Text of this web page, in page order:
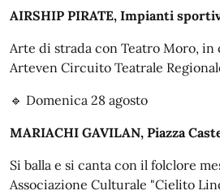
AIRSHIP PIRATE, Impianti
Arte di strada con Teatro Moro, in
Arteven Circuito Teatrale
🔹 Domenica 28 agosto
MARIACHI GAVILAN, Piazza
Si balla e si canta con il folclore
Associazione Culturale "Cielito